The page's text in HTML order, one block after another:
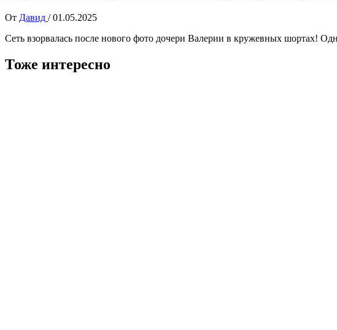
От Давид / 01.05.2025
Сеть взорвалась после нового фото дочери Валерии в кружевных шортах!
Тоже интересно